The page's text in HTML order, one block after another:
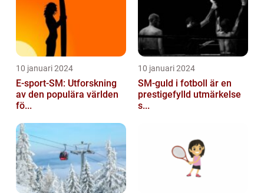
10 januari 2024
E-sport-SM: Utforskning
av den populära världen
fö...
10 januari 2024
SM-guld i fotboll är en
prestigefylld utmärkelse
s...